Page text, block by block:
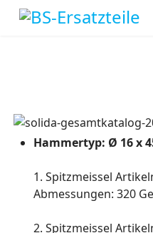
Hammertyp: Ø 16 x
1. Spitzmeissel
Abmessungen: 320
2. Spitzmeissel